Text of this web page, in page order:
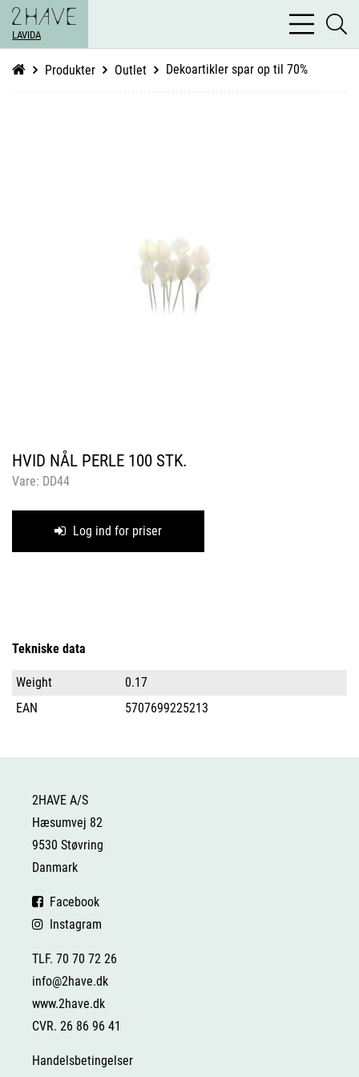
LAVIDA
bars
light
Produkter Outlet Dekoartikler spar op til 70%
HVID NÅL PERLE 100 STK.
Vare: DD44
Log ind for priser
Tekniske data
Weight
0.17
EAN
5707699225213
2HAVE A/S
Hæsumvej 82
9530 Støvring
Danmark
Facebook
Instagram
TLF. 70 70 72 26
info@2have.dk
www.2have.dk
CVR. 26 86 96 41
Handelsbetingelser